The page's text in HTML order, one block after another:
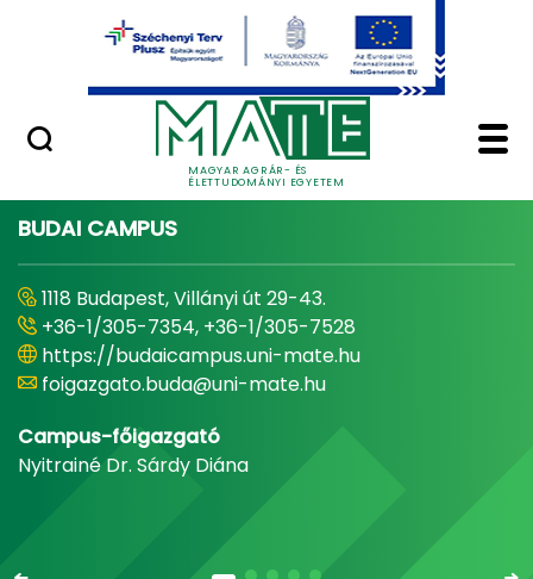
Ugrás a fő tartalomhoz
MAGYAR AGRÁR- ÉS
ÉLETTUDOMÁNYI EGYETEM
Minőségügy
Home - Magyar
BUDAI CAMPUS
1118 Budapest, Villányi út 29-43.
+36-1/305-7354, +36-1/305-7528
https://budaicampus.uni-mate.hu
foigazgato.buda@uni-mate.hu
Campus-főigazgató
Nyitrainé Dr. Sárdy Diána